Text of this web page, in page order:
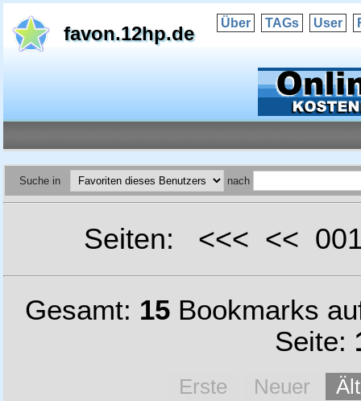
favon.12hp.de Über TAGs User
Suche in nach
Seiten: <<< <<
Gesamt: 15 Bookmarks
Seite:
Erste Neuer